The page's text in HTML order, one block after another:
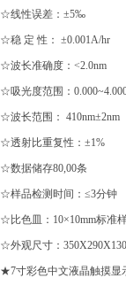
☆线性误差：±5‰
☆稳 定 性： ±0.001A/hr
☆波长准确度：<2.0nm
☆吸光度范围：
☆波长范围： 410nm±2nm
☆透射比重复性：±1%
☆数据储存80,00条
☆样品检测时间：≤3分钟
☆比色皿：10×10mm标准
☆外观尺寸：
★7寸彩色中文液晶触摸显